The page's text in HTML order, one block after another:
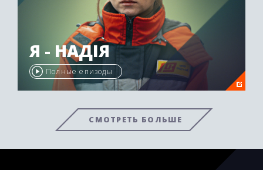
Я - НАДІЯ
Полные епизоды
СМОТРЕТЬ БОЛЬШЕ